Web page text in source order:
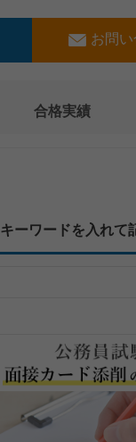
お問
合格実績
キーワードを入れて